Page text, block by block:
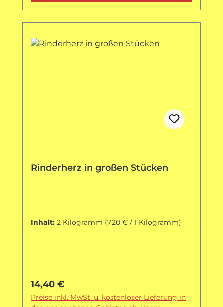
Rinderherz in großen Stücken
Inhalt: 2 Kilogramm (7,20 € / 1 Kilogramm)
Regulärer Preis:
14,40 €
Preise inkl. MwSt. u. kostenloser Lieferung in